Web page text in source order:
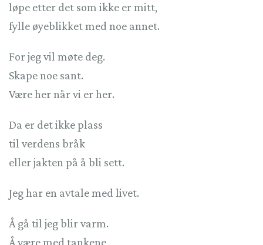
løpe etter det som ikke er mitt,
fylle øyeblikket med noe annet.
For jeg vil møte deg.
Skape noe sant.
Være her når vi er her.
Da er det ikke plass
til verdens bråk
eller jakten på å bli sett.
Jeg har en avtale med livet.
Å gå til jeg blir varm.
Å være med tankene